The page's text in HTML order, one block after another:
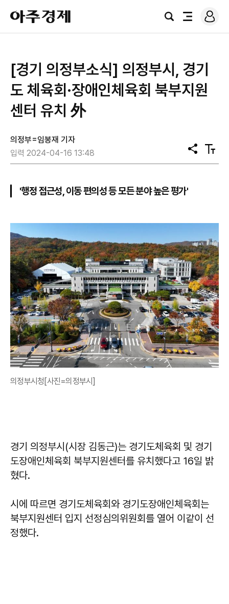
아
주
경
검
전
로
그
[경기 의정부소식] 의정부시, 경기
도 체육회·장애인체육회 북부지원
센터 유치 外
의정부=임봉재 기자
입력 2024-04-16 13:48
공
유
텍
스
'행정 접근성, 이동 편의성 등 모든 분야 높은 평가'
의정부시청[사진=의정부시]
경기 의정부시(시장 김동근)는 경기도체육회 및 경기
도장애인체육회 북부지원센터를 유치했다고 16일 밝
혔다.
시에 따르면 경기도체육회와 경기도장애인체육회는
북부지원센터 입지 선정심의위원회를 열어 이같이 선
정했다.